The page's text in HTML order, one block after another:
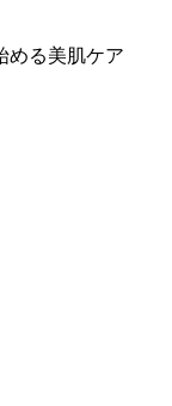
める美肌ケア